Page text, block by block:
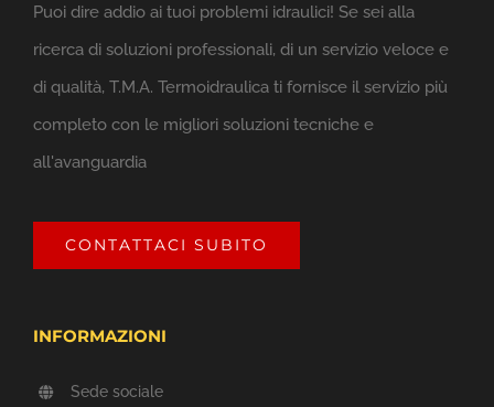
Puoi dire addio ai tuoi problemi idraulici! Se sei alla
ricerca di soluzioni professionali, di un servizio veloce e
di qualità, T.M.A. Termoidraulica ti fornisce il servizio più
completo con le migliori soluzioni tecniche e
all'avanguardia
CONTATTACI SUBITO
INFORMAZIONI
Sede sociale